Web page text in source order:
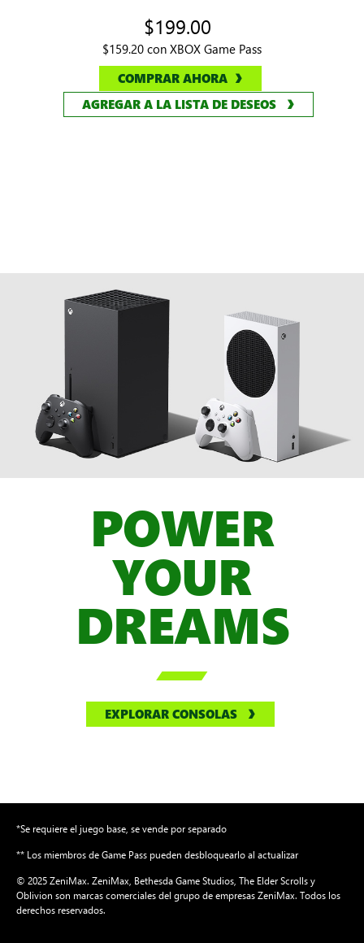
$199.00
$159.20 con XBOX Game Pass
COMPRAR AHORA
POWER
YOUR
DREAMS

*Se requiere el juego base, se vende por separado
** Los miembros de Game Pass pueden desbloquearlo al actualizar
© 2025 ZeniMax. ZeniMax, Bethesda Game Studios, The Elder Scrolls y